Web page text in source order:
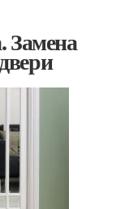
Замена